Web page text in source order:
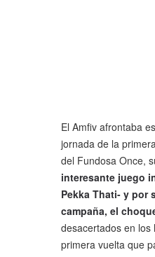
El Amfiv afrontaba
jornada de la
del Fundosa Once,
interesante juego
Pekka Thati- y por
campaña, el
desacertados en
primera vuelta que